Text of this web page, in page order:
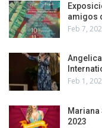
amigos
Feb 7,
Feb 1,
Mariana
2023